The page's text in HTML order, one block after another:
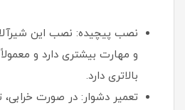
نصب پیچیده: نصب این
و مهارت بیشتری دارد و
بالاتری دارد.
تعمیر دشوار: در صورت خرابی،